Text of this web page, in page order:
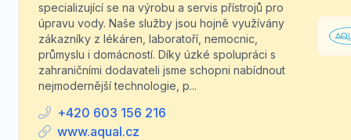
specializující se na výrobu a servis přístrojů pro
úpravu vody. Naše služby jsou hojně využívány
zákazníky z lékáren, laboratoří, nemocnic,
průmyslu i domácností. Díky úzké spolupráci s
zahraničními dodavateli jsme schopni nabídnout
nejmodernější technologie, p...
+420 603 156 216
www.aqual.cz